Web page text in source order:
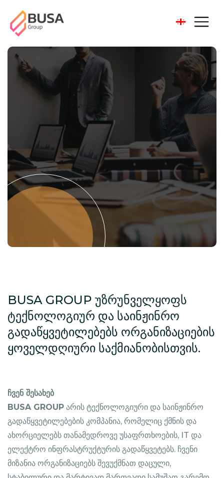
ჩვენშესახებ
BUSA GROUP ᲣᲖᲠᲣᲜᲕᲔᲚᲧᲝᲤᲡ
ᲢᲔᲥᲜᲝᲚᲝᲒᲘᲣᲠ ᲓᲐ ᲡᲐᲘᲜᲟᲘᲜᲠᲝ
ᲒᲐᲓᲐᲬᲧᲕᲔᲢᲘᲚᲔᲑᲔᲑᲡ ᲝᲠᲒᲐᲜᲘᲖᲐᲪᲘᲔᲑᲘᲡ
ᲧᲝᲕᲔᲚᲓᲦᲘᲣᲠᲘ ᲡᲐᲥᲛᲘᲐᲜᲝᲑᲘᲡᲗᲕᲘᲡ.
ჩვენ შესახებ
BUSA GROUP არის ტექნოლოგიური და საინჟინრო
გადაწყვეტილებების კომპანია, რომელიც ქმნის და
ახორციელებს თანამედროვე უსაფრთხოების, IT და
ელექტრო ინფრასტრუქტურის გადაწყვეტებს. ჩვენი
მიზანია ორგანიზაციებს შევუქმნათ დაცული,